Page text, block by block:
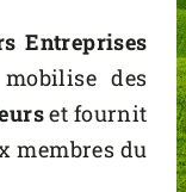
Entreprises
des
et fournit
membres du